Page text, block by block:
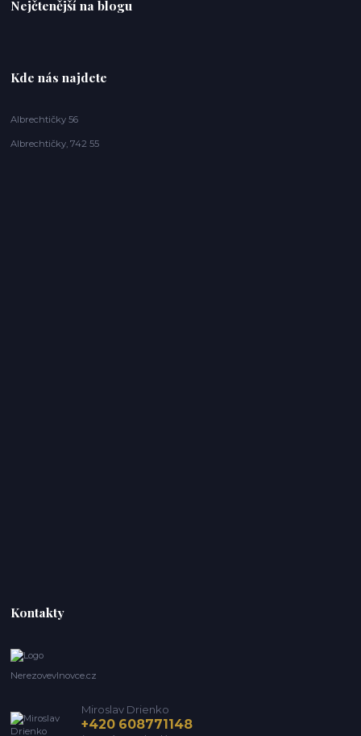
Nejčtenější na blogu
Kde nás najdete
Albrechtičky 56
Albrechtičky, 742 55
Kontakty
Nerezovevlnovce.cz
Miroslav Drienko
+420 608771148